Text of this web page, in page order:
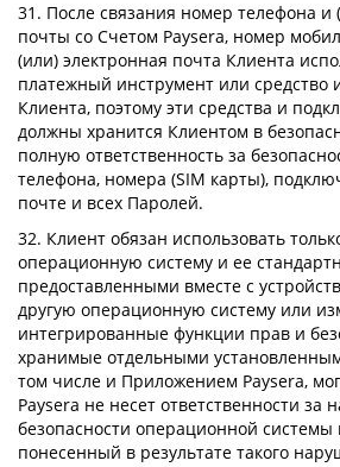
31. После связания номер телефона и
почты со Счетом Paysera, номер
(или) электронная почта Клиента
платежный инструмент или средство
Клиента, поэтому эти средства и
должны хранится Клиентом в
полную ответственность за
телефона, номера (SIM карты),
почте и всех Паролей.
32. Клиент обязан использовать
операционную систему и ее
предоставленными вместе с
другую операционную систему или
интегрированные функции прав и
хранимые отдельными
том числе и Приложением Paysera,
Paysera не несет ответственности за
безопасности операционной
понесенный в результате такого